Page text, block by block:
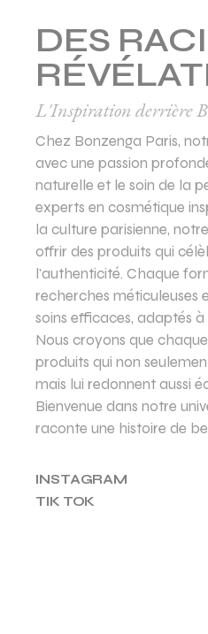
DES
L'Inspiration derrière
Chez Bonzenga Paris,
avec une passion
naturelle et le soin de la
experts en cosmétique
la culture parisienne,
offrir des produits qui
l'authenticité. Chaque
recherches méticuleuses
soins efficaces, adaptés
Nous croyons que
produits qui non
mais lui redonnent aussi
Bienvenue dans notre
raconte une histoire de
INSTAGRAM
TIK TOK